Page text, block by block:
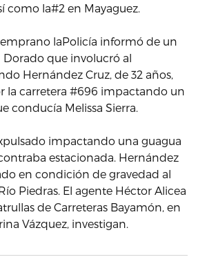
como la#2 en Mayaguez.
laPolicía informó de un
que involucró al
Hernández Cruz, de 32 años,
la carretera #696 impactando un
conducía Melissa Sierra.
impactando una guagua
estacionada. Hernández
en condición de gravedad al
Piedras. El agente Héctor Alicea
de Carreteras Bayamón, en
Vázquez, investigan.